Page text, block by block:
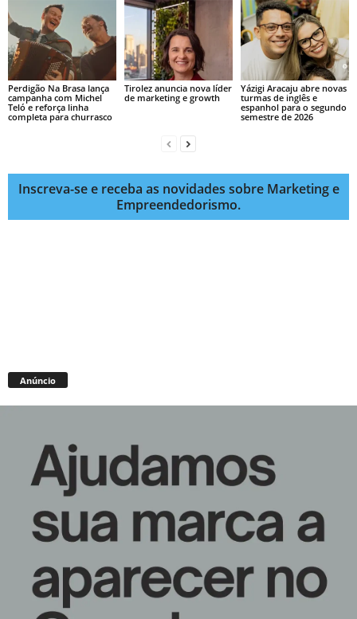
Perdigão Na Brasa lança
campanha com Michel
Teló e reforça linha
completa para churrasco
Tirolez anuncia nova líder
de marketing e growth
Yázigi Aracaju abre novas
turmas de inglês e
espanhol para o segundo
semestre de 2026
Inscreva-se e receba as novidades sobre Marketing e
Empreendedorismo.
Anúncio